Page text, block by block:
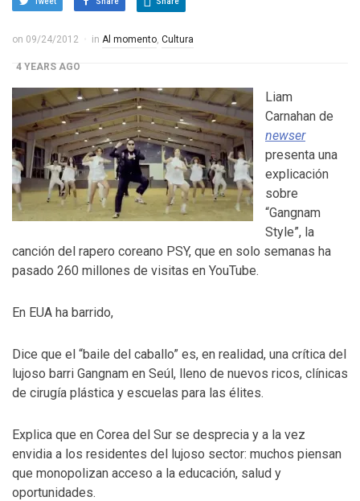
Control del Senado EUA en juego en 2da vuelta
electoral en Georgia
4 YEARS AGO
¡Finalmente! Cámara de Representantes obtiene
declaraciones de impuestos de Donald Trump
4 YEARS AGO
¡Culpable! Jurado en Washington D.C. falla en contra
Steward Rhodes, fundador de violento, grupo
on 09/24/2012 in Al momento, Cultura
Liam
Carnahan de
newser
presenta una
explicación
sobre
“Gangnam
Style”, la
canción del rapero coreano PSY, que en solo semanas ha
pasado 260 millones de visitas en YouTube.
En EUA ha barrido,
Dice que el “baile del caballo” es, en realidad, una crítica del
lujoso barri Gangnam en Seúl, lleno de nuevos ricos, clínicas
de cirugía plástica y escuelas para las élites.
Explica que en Corea del Sur se desprecia y a la vez
envidia a los residentes del lujoso sector: muchos piensan
que monopolizan acceso a la educación, salud y
oportunidades.